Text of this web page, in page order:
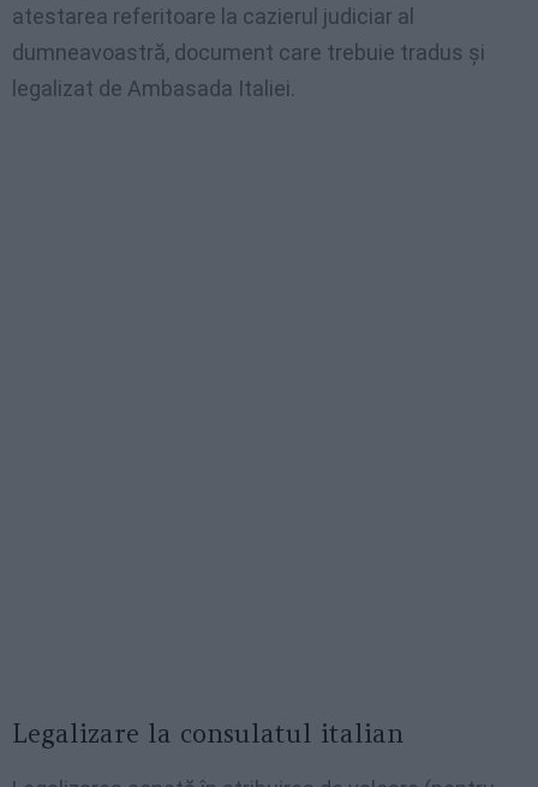
atestarea referitoare la cazierul judiciar al
dumneavoastră, document care trebuie tradus și
legalizat de Ambasada Italiei.
Legalizare la consulatul italian